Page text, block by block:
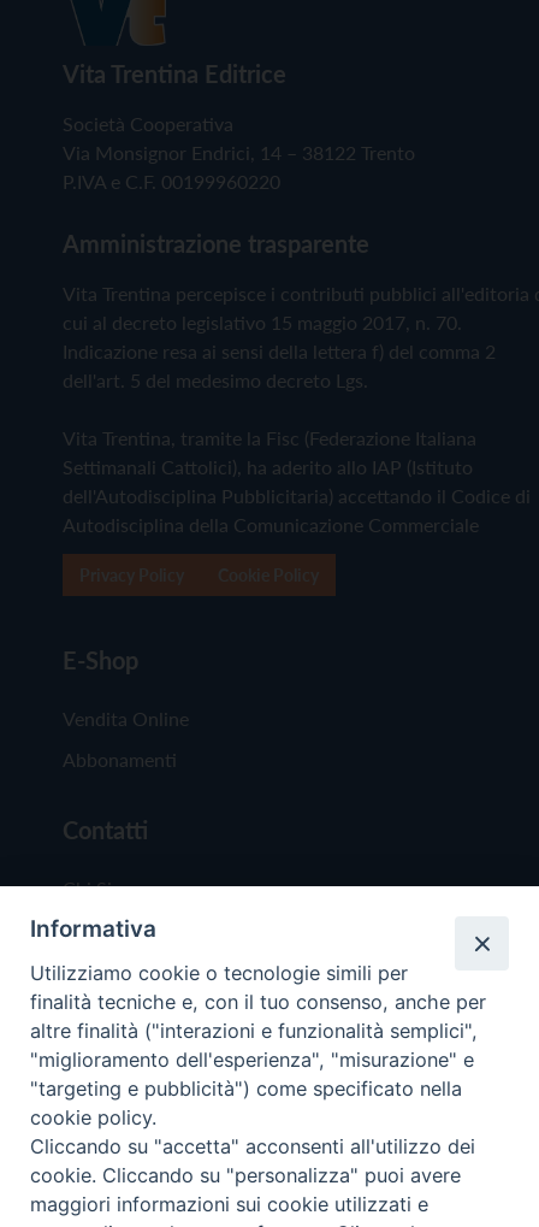
Vita Trentina Editrice
Società Cooperativa
Via Monsignor Endrici, 14 – 38122 Trento
P.IVA e C.F. 00199960220
Amministrazione trasparente
Vita Trentina percepisce i contributi pubblici all'editoria
cui al decreto legislativo 15 maggio 2017, n. 70.
Indicazione resa ai sensi della lettera f) del comma 2
dell'art. 5 del medesimo decreto Lgs.
Vita Trentina, tramite la Fisc (Federazione Italiana
Settimanali Cattolici), ha aderito allo IAP (Istituto
dell'Autodisciplina Pubblicitaria) accettando il Codice di
Autodisciplina della Comunicazione Commerciale
E-Shop
Vendita Online
Abbonamenti
Contatti
Chi Siamo
Redazione
Scrivici
Copyright © 2019 - Tutti i diritti riservati - Vita
Trentina Editrice
Privacy Policy
Informativa
Utilizziamo cookie o tecnologie simili per
finalità tecniche e, con il tuo consenso, anche per
altre finalità ("interazioni e funzionalità semplici",
"miglioramento dell'esperienza", "misurazione" e
"targeting e pubblicità") come specificato nella
cookie policy.
Cliccando su "accetta" acconsenti all'utilizzo dei
cookie. Cliccando su "personalizza" puoi avere
maggiori informazioni sui cookie utilizzati e